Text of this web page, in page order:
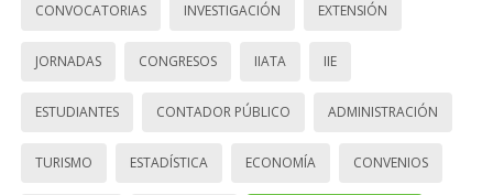
CONVOCATORIAS INVESTIGACIÓN EXTENSIÓN
JORNADAS CONGRESOS IIATA IIE
ESTUDIANTES CONTADOR PÚBLICO ADMINISTRACIÓN
TURISMO ESTADÍSTICA ECONOMÍA CONVENIOS